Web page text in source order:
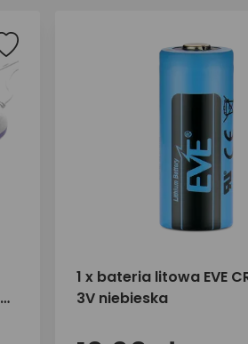
1 x bateria litowa EVE
3V niebieska